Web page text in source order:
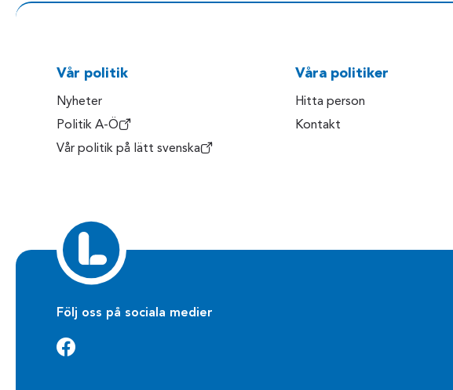
Vår politik
Nyheter
Politik A-Ö
Vår politik på lätt svenska
Våra politiker
Hitta person
Kontakt
Följ oss på sociala medier